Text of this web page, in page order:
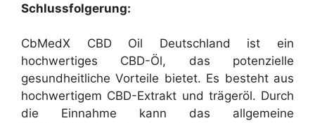
Schlussfolgerung:
CbMedX CBD Oil Deutschland ist ein
hochwertiges CBD-Öl, das potenzielle
gesundheitliche Vorteile bietet. Es besteht aus
hochwertigem CBD-Extrakt und trägeröl. Durch
die Einnahme kann das allgemeine